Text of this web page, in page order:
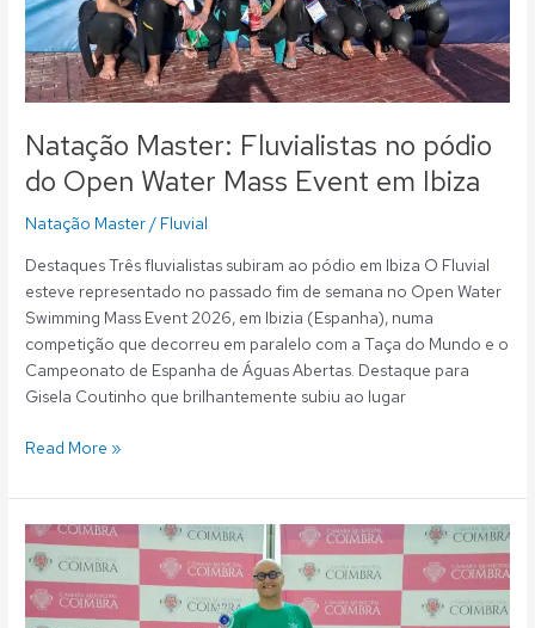
Natação Master: Fluvialistas no pódio
do Open Water Mass Event em Ibiza
Natação Master/ Fluvial
Destaques Três fluvialistas subiram ao pódio em Ibiza O Fluvial
esteve representado no passado fim de semana no Open Water
Swimming Mass Event 2026, em Ibizia (Espanha), numa
competição que decorreu em paralelo com a Taça do Mundo e o
Campeonato de Espanha de Águas Abertas. Destaque para
Gisela Coutinho que brilhantemente subiu ao lugar
em
Ibiza
Read More »
Natação
Master:
Fluvial
conquista